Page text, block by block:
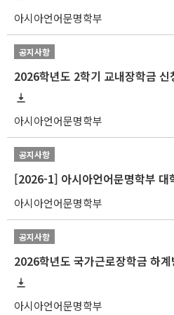
아시아언어문명학부
공지사항
2026학년도 2학기 교내장학금
아시아언어문명학부
공지사항
[2026-1] 아시아언어문명학부 대
아시아언어문명학부
공지사항
아시아언어문명학부